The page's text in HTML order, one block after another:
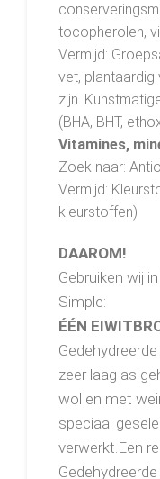
tocopherolen,
Vermijd:
vet, plantaardig
zijn.
(BHA, BHT,
Vitamines,
Zoek naar:
Vermijd:
kleurstoffen)
DAAROM!
Gebruiken wij
Simple:
ÉÉN
zeer laag as
wol en met
speciaal
verwerkt.Een